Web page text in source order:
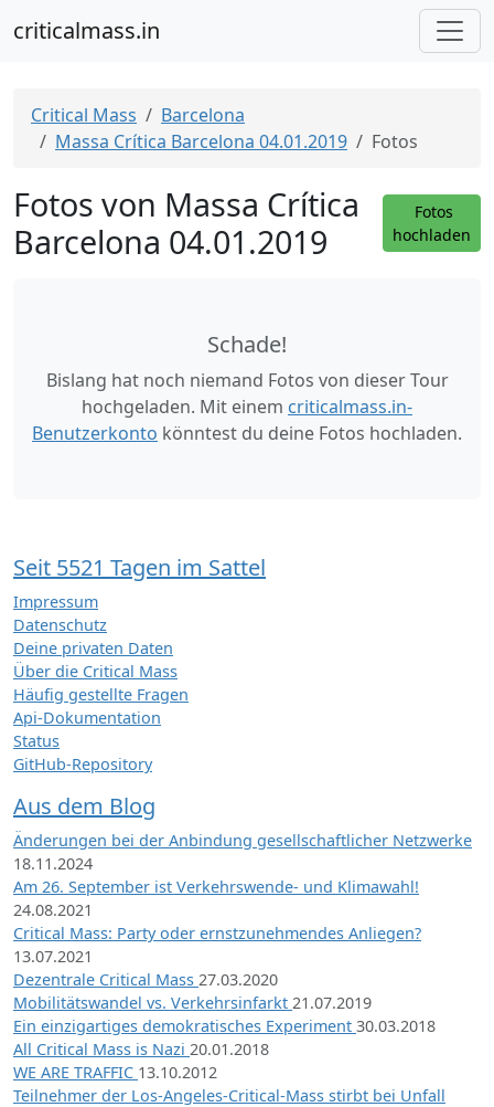
criticalmass.in
Critical Mass
Barcelona
Massa Crítica Barcelona 04.01.2019
Fotos
Fotos von Massa Crítica
Barcelona 04.01.2019
Fotos
hochladen
Schade!
Bislang hat noch niemand Fotos von dieser Tour
hochgeladen. Mit einem criticalmass.in-
Benutzerkonto könntest du deine Fotos hochladen.
Seit 5521 Tagen im Sattel
Impressum
Datenschutz
Deine privaten Daten
Über die Critical Mass
Häufig gestellte Fragen
Api-Dokumentation
Status
GitHub-Repository
Aus dem Blog
Änderungen bei der Anbindung gesellschaftlicher Netzwerke
18.11.2024
Am 26. September ist Verkehrswende- und Klimawahl!
24.08.2021
Critical Mass: Party oder ernstzunehmendes Anliegen?
13.07.2021
Dezentrale Critical Mass 27.03.2020
Mobilitätswandel vs. Verkehrsinfarkt 21.07.2019
Ein einzigartiges demokratisches Experiment 30.03.2018
All Critical Mass is Nazi 20.01.2018
WE ARE TRAFFIC 13.10.2012
Teilnehmer der Los-Angeles-Critical-Mass stirbt bei Unfall